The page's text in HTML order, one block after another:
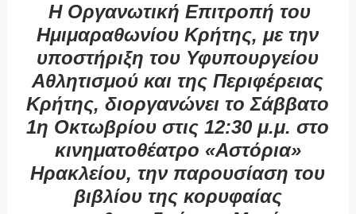
Η Οργανωτική Επιτροπή του
Ημιμαραθωνίου Κρήτης, με την
υποστήριξη του Υφυπουργείου
Αθλητισμού και της Περιφέρειας
Κρήτης, διοργανώνει το Σάββατο
1η Οκτωβρίου στις 12:30 μ.μ. στο
κινηματοθέατρο «Αστόρια»
Ηρακλείου, την παρουσίαση του
βιβλίου της κορυφαίας